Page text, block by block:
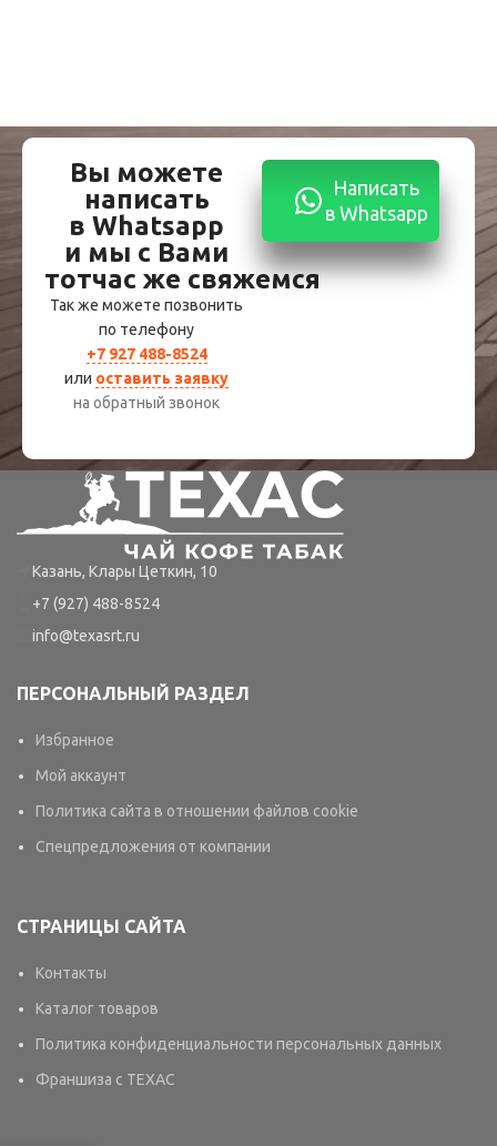
Вы можете
написать
в Whatsapp
и мы с Вами
тотчас же свяжемся
Так же можете позвонить
по телефону
+7 927 488-8524
или оставить заявку
на обратный звонок
Написать
в Whatsapp
Казань, Клары Цеткин, 10
+7 (927) 488-8524
info@texasrt.ru
ПЕРСОНАЛЬНЫЙ РАЗДЕЛ
Избранное
Мой аккаунт
Политика сайта в отношении файлов cookie
Спецпредложения от компании
СТРАНИЦЫ САЙТА
Контакты
Каталог товаров
Политика конфиденциальности персональных данных
Франшиза с TEXAC